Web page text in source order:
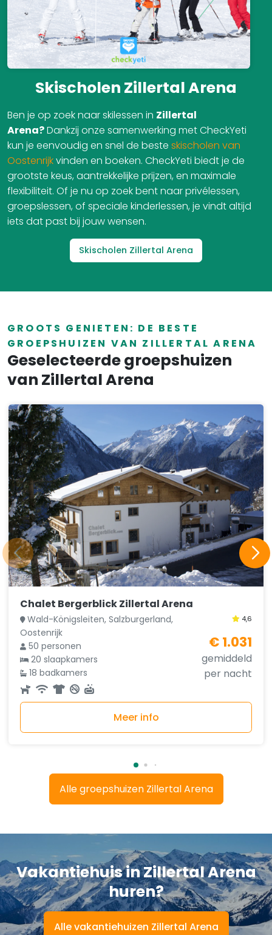
Skischolen Zillertal Arena
Ben je op zoek naar skilessen in Zillertal
Arena?Dankzij onze samenwerking met CheckYeti
kun je eenvoudig en snel de beste skischolen van
Oostenrijkvinden en boeken. CheckYeti biedt je de
grootste keus, aantrekkelijke prijzen, en maximale
flexibiliteit. Of je nu op zoek bent naar privélessen,
groepslessen, of speciale kinderlessen, je vindt altijd
iets dat past bij jouw wensen.
Skischolen Zillertal Arena
GROOTS GENIETEN: DE BESTE
GROEPSHUIZEN VAN ZILLERTAL ARENA
Geselecteerde groepshuizen
van Zillertal Arena
Chalet Bergerblick Zillertal Arena
Wald-Königsleiten, Salzburgerland,
Oostenrijk
4,6
50 personen
20 slaapkamers
18 badkamers
€ 1.031
gemiddeld
per nacht
Meer info
Alle groepshuizen Zillertal Arena
Vakantiehuis in Zillertal Arena
huren?
Alle vakantiehuizen Zillertal Arena